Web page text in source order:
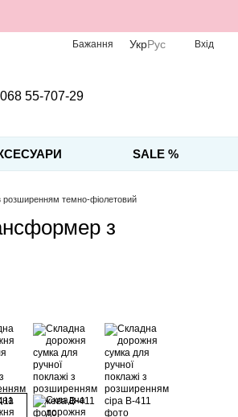
Бажання УкрРус Вхід
068 55-707-29
SALE %
розширенням темно-фіолетовий
з